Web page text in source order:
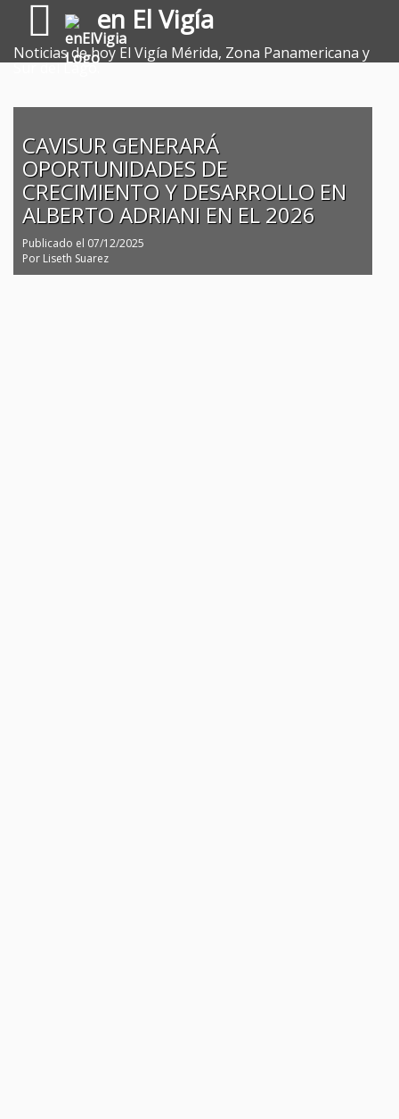
en El Vigía
Noticias de hoy El Vigía Mérida, Zona Panamericana y
Sur del Lago.
CAVISUR GENERARÁ
OPORTUNIDADES DE
CRECIMIENTO Y DESARROLLO EN
ALBERTO ADRIANI EN EL 2026
Publicado el 07/12/2025
Por Liseth Suarez